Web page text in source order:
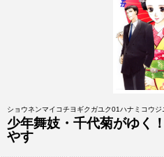
ショウネンマイコチヨギクガユク01ハナミコウジ
少年舞妓・千代菊がゆく
やす